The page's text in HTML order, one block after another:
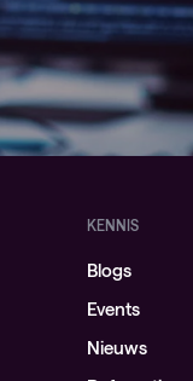
KENNIS
Blogs
Events
Nieuws